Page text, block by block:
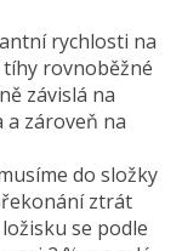
rychlosti na
tíhy rovnoběžné
závislá na
zároveň na
do složky
ztrát
se podle